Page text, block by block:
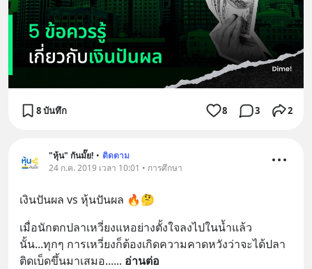
8 บันทึก 8 3 2
"หุ้น" กันมั๊ย! • ติดตาม
24 ก.ค. 2019 เวลา 10:01 • การศึกษา
เงินปันผล vs หุ้นปันผล 🔥🤔
เมื่อนักตกปลาเหวี่ยงแหอย่างตั้งใจลงไปในน้ำแล้ว
นั้น...ทุกๆ การเหวี่ยงก็ต้องเกิดความคาดหวังว่าจะได้ปลา
ติดเบ็ดขึ้นมาเสมอ...... อ่านต่อ